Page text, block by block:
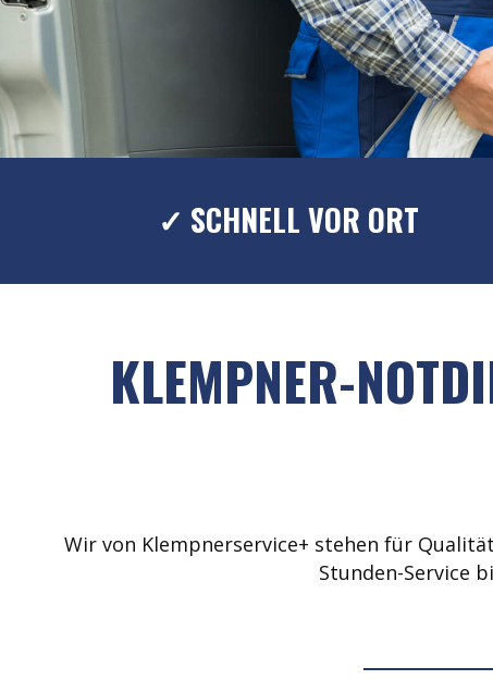
✓ SCHNELL VOR ORT
KLEMPNER-
Wir von Klempnerservice+ stehen für
Stunden-Service